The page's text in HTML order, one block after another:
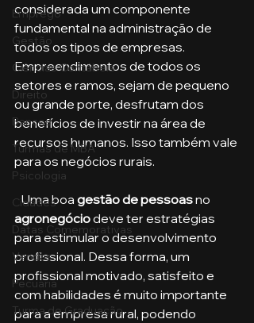
Emprego
Gestão
Ciências Contábeis
Direito
Bancos
Turmas de MBA
Psicologia
Cidades
Datas Comemorativas
Vendas
Pecuária
Turma de Graduação
considerada um componente
fundamental na administração de
todos os tipos de empresas.
Empreendimentos de todos os
setores e ramos, sejam de pequeno
ou grande porte, desfrutam dos
benefícios de investir na área de
recursos humanos. Isso também vale
para os negócios rurais.
   Uma boa
gestão de pessoas no
agronegócio deve ter estratégias
para estimular o desenvolvimento
profissional. Dessa forma, um
profissional motivado, satisfeito e
com habilidades é muito importante
para a empresa rural, podendo